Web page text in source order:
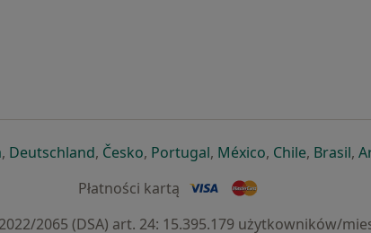
karcie
się w nowej karcie
otwiera się w nowej karcie
, Deutschlandotwiera się w nowej karcie
, Českootwiera się w nowej karcie
, Portugalotwiera się w nowej
, Méxicootwiera się w
, Chileotwiera
, Brasil,
Płatności kartą
2022/2065 (DSA) art. 24: 15.395.179 użytkowników/